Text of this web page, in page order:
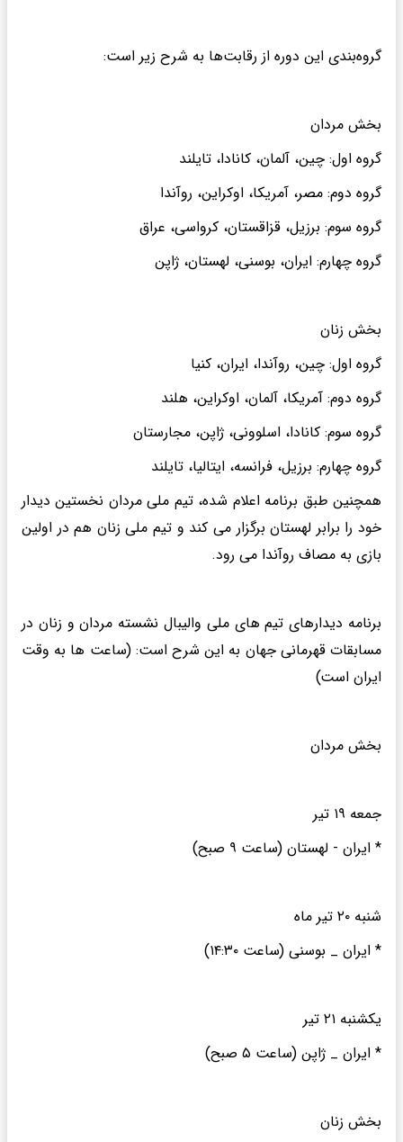
️گروه‌بندی این دوره از رقابت‌ها به شرح زیر است:
بخش مردان
گروه اول: چین، آلمان، کانادا، تایلند
گروه دوم: مصر، آمریکا، اوکراین، روآندا
گروه سوم: برزیل، قزاقستان، کرواسی، عراق
گروه چهارم: ایران، بوسنی، لهستان، ژاپن
بخش زنان
گروه اول: چین، روآندا، ایران، کنیا
گروه دوم: آمریکا، آلمان، اوکراین، هلند
گروه سوم: کانادا، اسلوونی، ژاپن، مجارستان
گروه چهارم: برزیل، فرانسه، ایتالیا، تایلند
همچنین طبق برنامه اعلام شده، تیم ملی مردان نخستین دیدار
خود را برابر لهستان برگزار می کند و تیم ملی زنان هم در اولین
بازی به مصاف روآندا می رود.
برنامه دیدارهای تیم های ملی والیبال نشسته مردان و زنان در
مسابقات قهرمانی جهان به این شرح است: (ساعت ها به وقت
ایران است)
بخش مردان
جمعه ۱۹ تیر
* ایران - لهستان (ساعت ۹ صبح)
شنبه ۲۰ تیر ماه
* ایران _ بوسنی (ساعت ۱۴:۳۰)
یکشنبه ۲۱ تیر
* ایران _ ژاپن (ساعت ۵ صبح)
بخش زنان